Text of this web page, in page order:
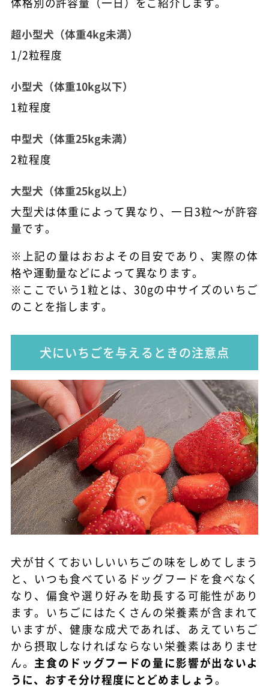
超小型犬（体重4kg未満）
1/2粒程度
小型犬（体重10kg以下）
1粒程度
中型犬（体重25kg未満）
2粒程度
大型犬（体重25kg以上）
大型犬は体重によって異なり、一日3粒～が許容
量です。
※上記の量はおおよその目安であり、実際の体
格や運動量などによって異なります。
※ここでいう1粒とは、30gの中サイズのいちご
のことを指します。
犬にいちごを与えるときの注意点
犬が甘くておいしいいちごの味をしめてしまう
と、いつも食べているドッグフードを食べなく
なり、偏食や選り好みを助長する可能性があり
ます。いちごにはたくさんの栄養素が含まれて
いますが、健康な成犬であれば、あえていちご
から摂取しなければならない栄養素はありませ
ん。 主食のドッグフードの量に影響が出ないよ
うに、おすそ分け程度にとどめましょう。